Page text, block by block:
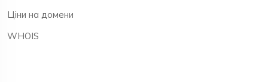
Ціни на домени
WHOIS